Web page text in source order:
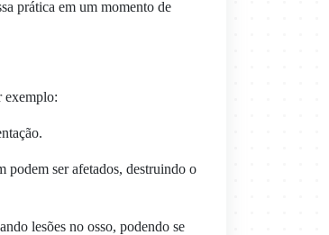
prática em um momento de
exemplo:
podem ser afetados, destruindo o
lesões no osso, podendo se